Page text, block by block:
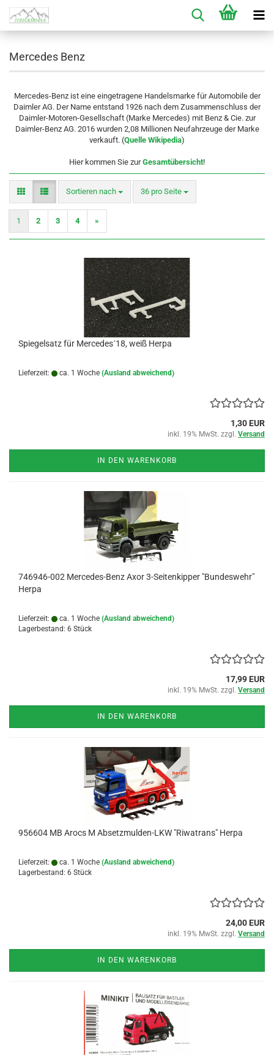
Mercedes Benz
Mercedes-Benz ist eine eingetragene Handelsmarke für Automobile der
Daimler AG. Der Name entstand 1926 nach dem Zusammenschluss der
Daimler-Motoren-Gesellschaft (Marke Mercedes) mit Benz & Cie. zur
Daimler-Benz AG. 2016 wurden 2,08 Millionen Neufahrzeuge der Marke
verkauft. (Quelle Wikipedia)
Hier kommen Sie zurGesamtübersicht!
Sortieren nach
Sortieren nach 36 pro Seite
pro Seite
1 2 3 4 »
Spiegelsatz für Mercedes´18, weiß Herpa
Lieferzeit: ca. 1 Woche (Ausland abweichend)
1,30 EUR
inkl. 19% MwSt. zzgl. Versand
IN DEN WARENKORB
746946-002 Mercedes-Benz Axor 3-Seitenkipper "Bundeswehr"
Herpa
Lieferzeit: ca. 1 Woche (Ausland abweichend)
Lagerbestand: 6 Stück
17,99 EUR
inkl. 19% MwSt. zzgl. Versand
IN DEN WARENKORB
956604 MB Arocs M Absetzmulden-LKW "Riwatrans" Herpa
Lieferzeit: ca. 1 Woche (Ausland abweichend)
Lagerbestand: 6 Stück
24,00 EUR
inkl. 19% MwSt. zzgl. Versand
IN DEN WARENKORB